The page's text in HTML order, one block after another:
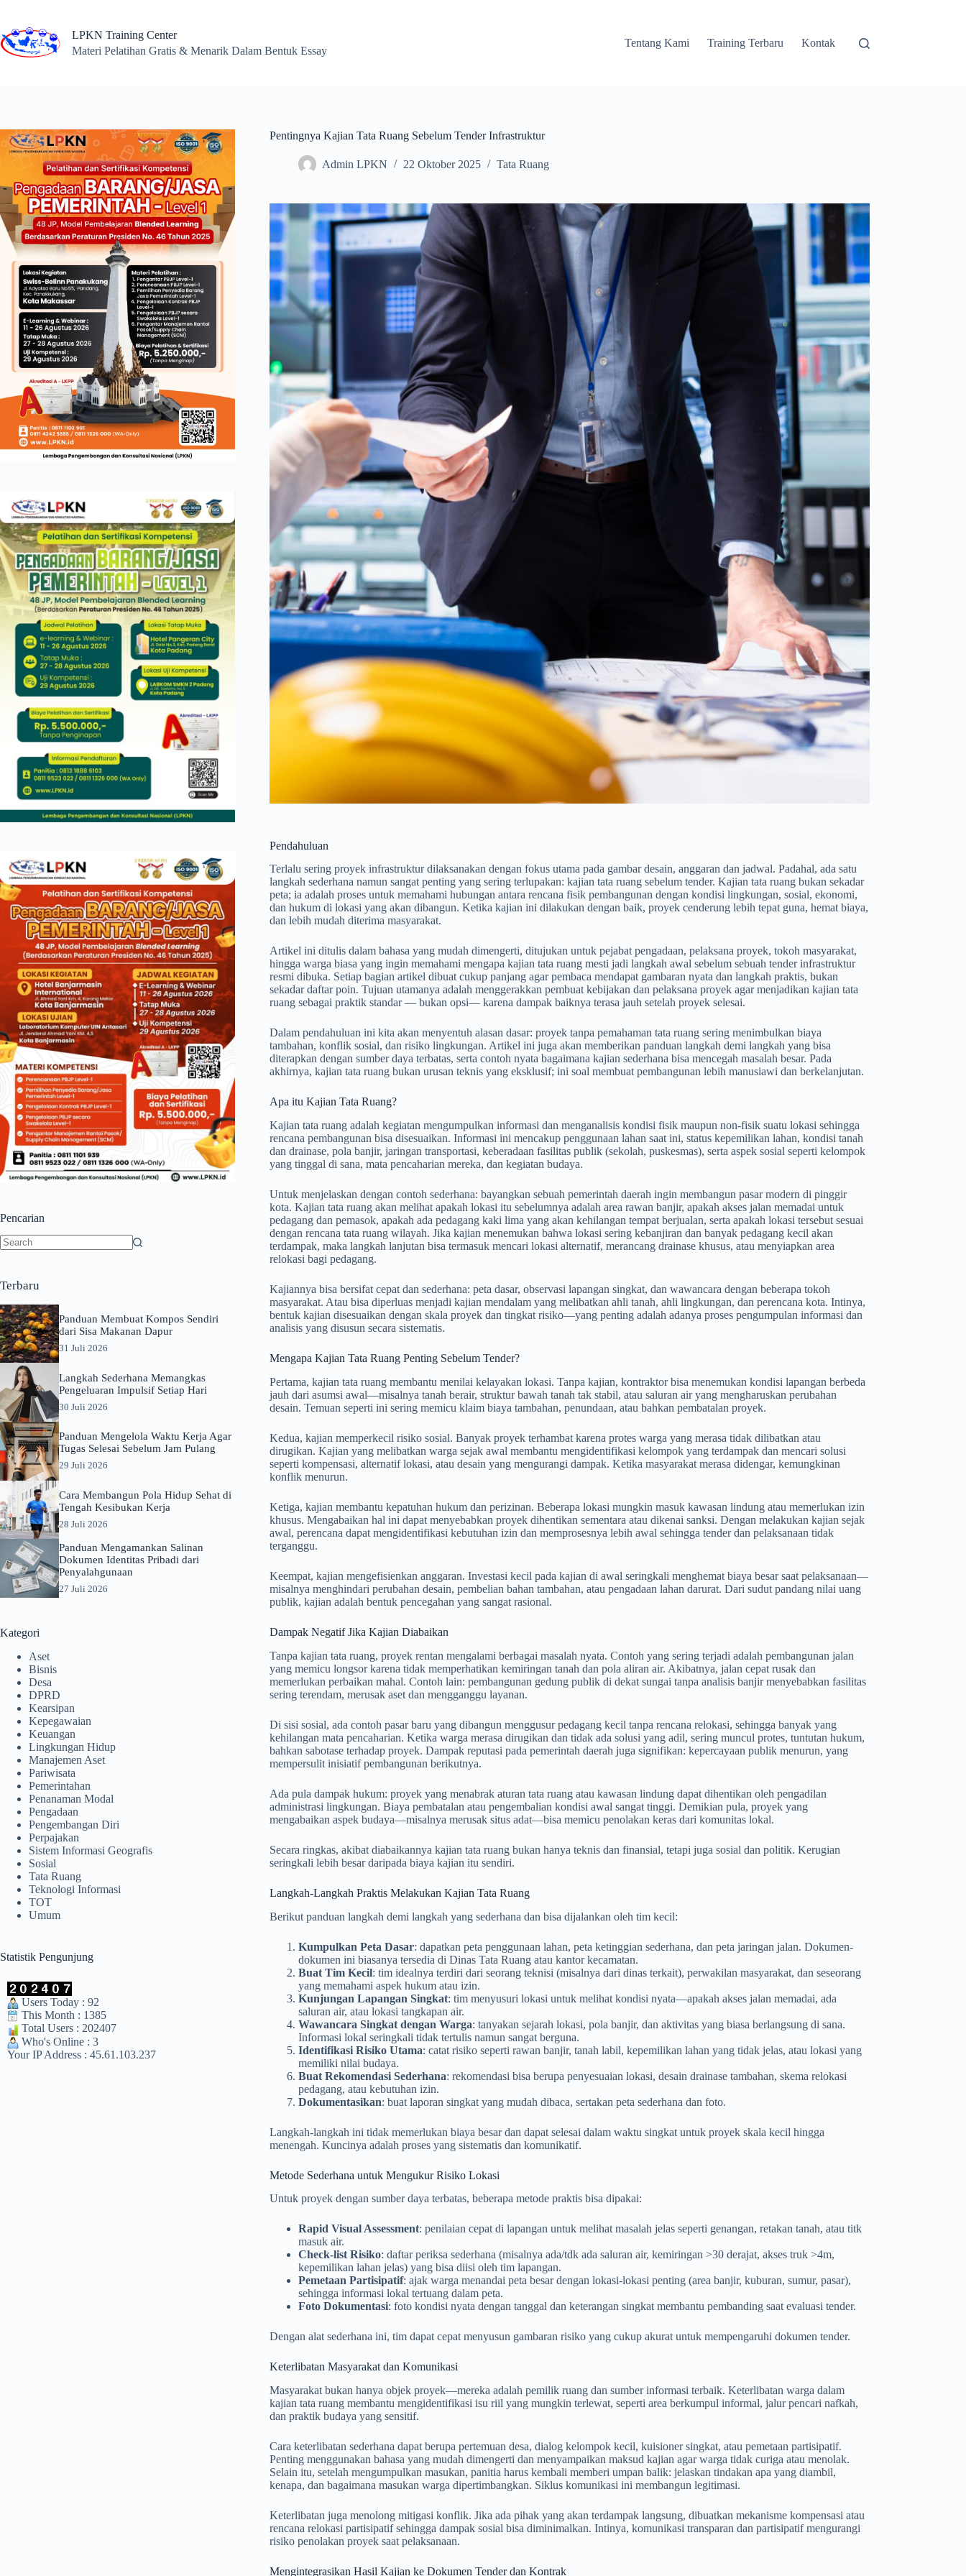
content
LPKN Training Center
Materi Pelatihan Gratis & Menarik Dalam Bentuk Essay
Tentang Kami Training Terbaru Kontak
Pentingnya Kajian Tata Ruang Sebelum Tender Infrastruktur
Admin LPKN 22 Oktober 2025 Tata Ruang
Pendahuluan
Terlalu sering proyek infrastruktur dilaksanakan dengan fokus utama pada gambar desain, anggaran dan jadwal. Padahal, ada satu
langkah sederhana namun sangat penting yang sering terlupakan: kajian tata ruang sebelum tender. Kajian tata ruang bukan sekadar
peta; ia adalah proses untuk memahami hubungan antara rencana fisik pembangunan dengan kondisi lingkungan, sosial, ekonomi,
dan hukum di lokasi yang akan dibangun. Ketika kajian ini dilakukan dengan baik, proyek cenderung lebih tepat guna, hemat biaya,
dan lebih mudah diterima masyarakat.
Artikel ini ditulis dalam bahasa yang mudah dimengerti, ditujukan untuk pejabat pengadaan, pelaksana proyek, tokoh masyarakat,
hingga warga biasa yang ingin memahami mengapa kajian tata ruang mesti jadi langkah awal sebelum sebuah tender infrastruktur
resmi dibuka. Setiap bagian artikel dibuat cukup panjang agar pembaca mendapat gambaran nyata dan langkah praktis, bukan
sekadar daftar poin. Tujuan utamanya adalah menggerakkan pembuat kebijakan dan pelaksana proyek agar menjadikan kajian tata
ruang sebagai praktik standar — bukan opsi— karena dampak baiknya terasa jauh setelah proyek selesai.
Dalam pendahuluan ini kita akan menyentuh alasan dasar: proyek tanpa pemahaman tata ruang sering menimbulkan biaya
tambahan, konflik sosial, dan risiko lingkungan. Artikel ini juga akan memberikan panduan langkah demi langkah yang bisa
diterapkan dengan sumber daya terbatas, serta contoh nyata bagaimana kajian sederhana bisa mencegah masalah besar. Pada
akhirnya, kajian tata ruang bukan urusan teknis yang eksklusif; ini soal membuat pembangunan lebih manusiawi dan berkelanjutan.
Apa itu Kajian Tata Ruang?
Kajian tata ruang adalah kegiatan mengumpulkan informasi dan menganalisis kondisi fisik maupun non-fisik suatu lokasi sehingga
rencana pembangunan bisa disesuaikan. Informasi ini mencakup penggunaan lahan saat ini, status kepemilikan lahan, kondisi tanah
dan drainase, pola banjir, jaringan transportasi, keberadaan fasilitas publik (sekolah, puskesmas), serta aspek sosial seperti kelompok
yang tinggal di sana, mata pencaharian mereka, dan kegiatan budaya.
Untuk menjelaskan dengan contoh sederhana: bayangkan sebuah pemerintah daerah ingin membangun pasar modern di pinggir
kota. Kajian tata ruang akan melihat apakah lokasi itu sebelumnya adalah area rawan banjir, apakah akses jalan memadai untuk
pedagang dan pemasok, apakah ada pedagang kaki lima yang akan kehilangan tempat berjualan, serta apakah lokasi tersebut sesuai
dengan rencana tata ruang wilayah. Jika kajian menemukan bahwa lokasi sering kebanjiran dan banyak pedagang kecil akan
terdampak, maka langkah lanjutan bisa termasuk mencari lokasi alternatif, merancang drainase khusus, atau menyiapkan area
relokasi bagi pedagang.
Kajiannya bisa bersifat cepat dan sederhana: peta dasar, observasi lapangan singkat, dan wawancara dengan beberapa tokoh
masyarakat. Atau bisa diperluas menjadi kajian mendalam yang melibatkan ahli tanah, ahli lingkungan, dan perencana kota. Intinya,
bentuk kajian disesuaikan dengan skala proyek dan tingkat risiko—yang penting adalah adanya proses pengumpulan informasi dan
analisis yang disusun secara sistematis.
Mengapa Kajian Tata Ruang Penting Sebelum Tender?
Pertama, kajian tata ruang membantu menilai kelayakan lokasi. Tanpa kajian, kontraktor bisa menemukan kondisi lapangan berbeda
jauh dari asumsi awal—misalnya tanah berair, struktur bawah tanah tak stabil, atau saluran air yang mengharuskan perubahan
desain. Temuan seperti ini sering memicu klaim biaya tambahan, penundaan, atau bahkan pembatalan proyek.
Kedua, kajian memperkecil risiko sosial. Banyak proyek terhambat karena protes warga yang merasa tidak dilibatkan atau
dirugikan. Kajian yang melibatkan warga sejak awal membantu mengidentifikasi kelompok yang terdampak dan mencari solusi
seperti kompensasi, alternatif lokasi, atau desain yang mengurangi dampak. Ketika masyarakat merasa didengar, kemungkinan
konflik menurun.
Ketiga, kajian membantu kepatuhan hukum dan perizinan. Beberapa lokasi mungkin masuk kawasan lindung atau memerlukan izin
khusus. Mengabaikan hal ini dapat menyebabkan proyek dihentikan sementara atau dikenai sanksi. Dengan melakukan kajian sejak
awal, perencana dapat mengidentifikasi kebutuhan izin dan memprosesnya lebih awal sehingga tender dan pelaksanaan tidak
terganggu.
Keempat, kajian mengefisienkan anggaran. Investasi kecil pada kajian di awal seringkali menghemat biaya besar saat pelaksanaan—
misalnya menghindari perubahan desain, pembelian bahan tambahan, atau pengadaan lahan darurat. Dari sudut pandang nilai uang
publik, kajian adalah bentuk pencegahan yang sangat rasional.
Dampak Negatif Jika Kajian Diabaikan
Tanpa kajian tata ruang, proyek rentan mengalami berbagai masalah nyata. Contoh yang sering terjadi adalah pembangunan jalan
yang memicu longsor karena tidak memperhatikan kemiringan tanah dan pola aliran air. Akibatnya, jalan cepat rusak dan
memerlukan perbaikan mahal. Contoh lain: pembangunan gedung publik di dekat sungai tanpa analisis banjir menyebabkan fasilitas
sering terendam, merusak aset dan mengganggu layanan.
Di sisi sosial, ada contoh pasar baru yang dibangun menggusur pedagang kecil tanpa rencana relokasi, sehingga banyak yang
kehilangan mata pencaharian. Ketika warga merasa dirugikan dan tidak ada solusi yang adil, sering muncul protes, tuntutan hukum,
bahkan sabotase terhadap proyek. Dampak reputasi pada pemerintah daerah juga signifikan: kepercayaan publik menurun, yang
mempersulit inisiatif pembangunan berikutnya.
Ada pula dampak hukum: proyek yang menabrak aturan tata ruang atau kawasan lindung dapat dihentikan oleh pengadilan
administrasi lingkungan. Biaya pembatalan atau pengembalian kondisi awal sangat tinggi. Demikian pula, proyek yang
mengabaikan aspek budaya—misalnya merusak situs adat—bisa memicu penolakan keras dari komunitas lokal.
Secara ringkas, akibat diabaikannya kajian tata ruang bukan hanya teknis dan finansial, tetapi juga sosial dan politik. Kerugian
seringkali lebih besar daripada biaya kajian itu sendiri.
Langkah-Langkah Praktis Melakukan Kajian Tata Ruang
Berikut panduan langkah demi langkah yang sederhana dan bisa dijalankan oleh tim kecil:
Kumpulkan Peta Dasar: dapatkan peta penggunaan lahan, peta ketinggian sederhana, dan peta jaringan jalan. Dokumen-
dokumen ini biasanya tersedia di Dinas Tata Ruang atau kantor kecamatan.
Buat Tim Kecil: tim idealnya terdiri dari seorang teknisi (misalnya dari dinas terkait), perwakilan masyarakat, dan seseorang
yang memahami aspek hukum atau izin.
Kunjungan Lapangan Singkat: tim menyusuri lokasi untuk melihat kondisi nyata—apakah akses jalan memadai, ada
saluran air, atau lokasi tangkapan air.
Wawancara Singkat dengan Warga: tanyakan sejarah lokasi, pola banjir, dan aktivitas yang biasa berlangsung di sana.
Informasi lokal seringkali tidak tertulis namun sangat berguna.
Identifikasi Risiko Utama: catat risiko seperti rawan banjir, tanah labil, kepemilikan lahan yang tidak jelas, atau lokasi yang
memiliki nilai budaya.
Buat Rekomendasi Sederhana: rekomendasi bisa berupa penyesuaian lokasi, desain drainase tambahan, skema relokasi
pedagang, atau kebutuhan izin.
Dokumentasikan: buat laporan singkat yang mudah dibaca, sertakan peta sederhana dan foto.
Langkah-langkah ini tidak memerlukan biaya besar dan dapat selesai dalam waktu singkat untuk proyek skala kecil hingga
menengah. Kuncinya adalah proses yang sistematis dan komunikatif.
Metode Sederhana untuk Mengukur Risiko Lokasi
Untuk proyek dengan sumber daya terbatas, beberapa metode praktis bisa dipakai:
Rapid Visual Assessment: penilaian cepat di lapangan untuk melihat masalah jelas seperti genangan, retakan tanah, atau titk
masuk air.
Check-list Risiko: daftar periksa sederhana (misalnya ada/tdk ada saluran air, kemiringan >30 derajat, akses truk >4m,
kepemilikan lahan jelas) yang bisa diisi oleh tim lapangan.
Pemetaan Partisipatif: ajak warga menandai peta besar dengan lokasi-lokasi penting (area banjir, kuburan, sumur, pasar),
sehingga informasi lokal tertuang dalam peta.
Foto Dokumentasi: foto kondisi nyata dengan tanggal dan keterangan singkat membantu pembanding saat evaluasi tender.
Dengan alat sederhana ini, tim dapat cepat menyusun gambaran risiko yang cukup akurat untuk mempengaruhi dokumen tender.
Keterlibatan Masyarakat dan Komunikasi
Masyarakat bukan hanya objek proyek—mereka adalah pemilik ruang dan sumber informasi terbaik. Keterlibatan warga dalam
kajian tata ruang membantu mengidentifikasi isu riil yang mungkin terlewat, seperti area berkumpul informal, jalur pencari nafkah,
dan praktik budaya yang sensitif.
Cara keterlibatan sederhana dapat berupa pertemuan desa, dialog kelompok kecil, kuisioner singkat, atau pemetaan partisipatif.
Penting menggunakan bahasa yang mudah dimengerti dan menyampaikan maksud kajian agar warga tidak curiga atau menolak.
Selain itu, setelah mengumpulkan masukan, panitia harus kembali memberi umpan balik: jelaskan tindakan apa yang diambil,
kenapa, dan bagaimana masukan warga dipertimbangkan. Siklus komunikasi ini membangun legitimasi.
Keterlibatan juga menolong mitigasi konflik. Jika ada pihak yang akan terdampak langsung, dibuatkan mekanisme kompensasi atau
rencana relokasi partisipatif sehingga dampak sosial bisa diminimalkan. Intinya, komunikasi transparan dan partisipatif mengurangi
risiko penolakan proyek saat pelaksanaan.
Mengintegrasikan Hasil Kajian ke Dokumen Tender dan Kontrak
Pencarian
Terbaru
Panduan Membuat Kompos Sendiri
dari Sisa Makanan Dapur
31 Juli 2026
Langkah Sederhana Memangkas
Pengeluaran Impulsif Setiap Hari
30 Juli 2026
Panduan Mengelola Waktu Kerja Agar
Tugas Selesai Sebelum Jam Pulang
29 Juli 2026
Cara Membangun Pola Hidup Sehat di
Tengah Kesibukan Kerja
28 Juli 2026
Panduan Mengamankan Salinan
Dokumen Identitas Pribadi dari
Penyalahgunaan
27 Juli 2026
Kategori
Aset
Bisnis
Desa
DPRD
Kearsipan
Kepegawaian
Keuangan
Lingkungan Hidup
Manajemen Aset
Pariwisata
Pemerintahan
Penanaman Modal
Pengadaan
Pengembangan Diri
Perpajakan
Sistem Informasi Geografis
Sosial
Tata Ruang
Teknologi Informasi
TOT
Umum
Statistik Pengunjung
Users Today : 92
This Month : 1385
Total Users : 202407
Who's Online : 3
Your IP Address : 45.61.103.237